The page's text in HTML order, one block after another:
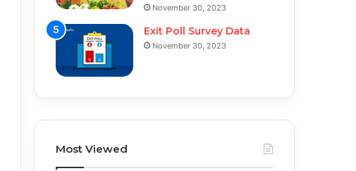
November 30, 2023
Exit Poll Survey Data
November 30, 2023
Most Viewed